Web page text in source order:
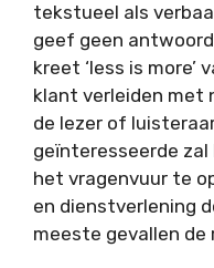
tekstueel als
geef geen
kreet ‘less is more’
klant verleiden met
de lezer of
geïnteresseerde
het vragenvuur te
en dienstverlening
meeste gevallen